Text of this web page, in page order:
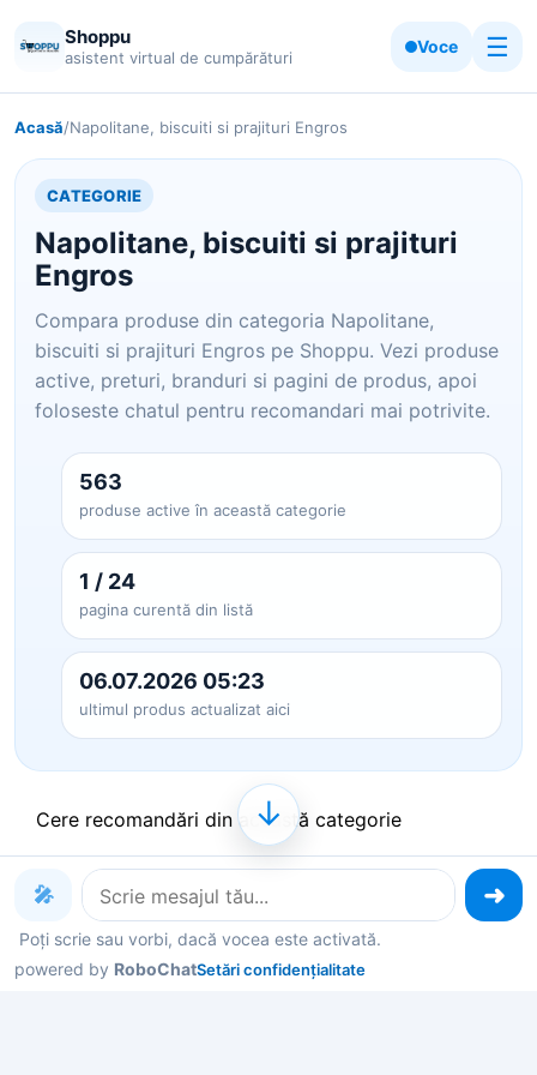
Shoppu
asistent virtual de cumpărături
Voce ☰
Acasă/Napolitane, biscuiti si prajituri Engros
CATEGORIE
Napolitane, biscuiti si prajituri
Engros
Compara produse din categoria Napolitane,
biscuiti si prajituri Engros pe Shoppu. Vezi produse
active, preturi, branduri si pagini de produs, apoi
foloseste chatul pentru recomandari mai potrivite.
563
produse active în această categorie
1 / 24
pagina curentă din listă
06.07.2026 05:23
ultimul produs actualizat aici
Cere recomandări din această categorie
Produse pe care le poți explora
acum
🎤
Poți scrie sau vorbi, dacă vocea este activată.
powered by RoboChatSetări confidențialitate
↓